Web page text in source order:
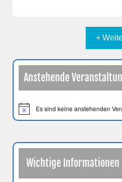
+
Anstehende
H
i
e
Es sind keine anstehenden
Wichtige Informationen